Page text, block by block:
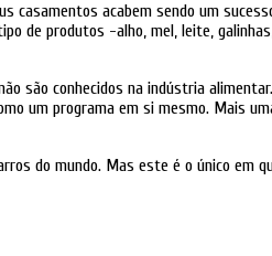
acabem sendo um
de produtos -alho, mel, leite,
são conhecidos na indústria
um programa em si mesmo. Mais
do mundo. Mas este é o único em